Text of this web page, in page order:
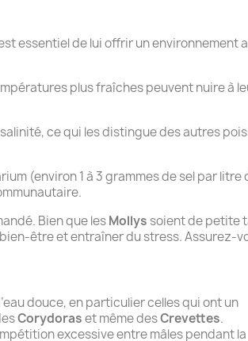
essentiel de lui offrir un environnement
plus fraîches peuvent nuire à
ce qui les distingue des autres
(environ 1 à 3 grammes de sel par litre
Bien que lesMollys soient de petite
être et entraîner du stress. Assurez-
douce, en particulier celles qui ont un
Corydoraset même desCrevettes.
excessive entre mâles pendant la